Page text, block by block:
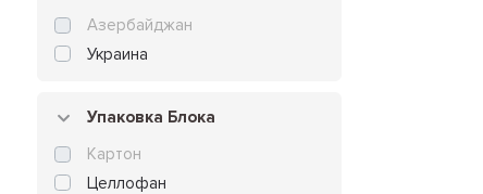
Азербайджан
Украина
Упаковка Блока
Картон
Целлофан